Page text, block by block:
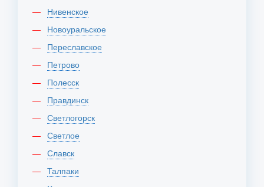
Нивенское
Новоуральское
Переславское
Петрово
Полесск
Правдинск
Светлогорск
Светлое
Славск
Талпаки